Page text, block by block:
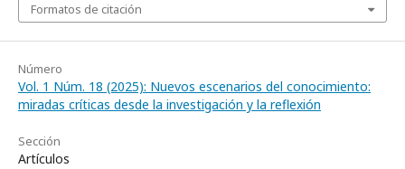
Formatos de citación
Número
Vol. 1 Núm. 18 (2025): Nuevos escenarios del conocimiento:
miradas críticas desde la investigación y la reflexión
Sección
Artículos